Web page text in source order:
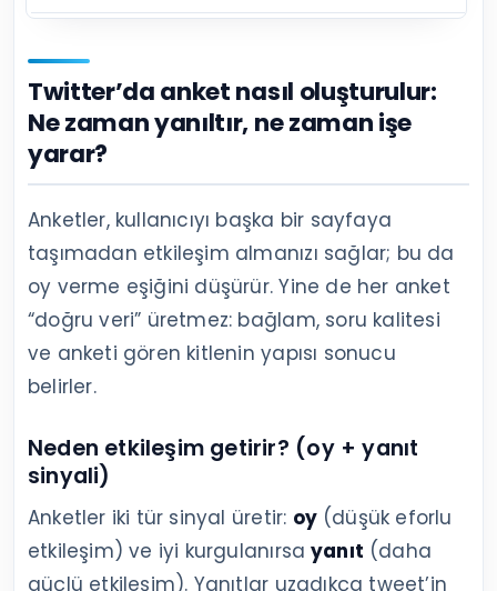
Twitter’da anket nasıl oluşturulur:
Ne zaman yanıltır, ne zaman işe
yarar?
Anketler, kullanıcıyı başka bir sayfaya
taşımadan etkileşim almanızı sağlar; bu da
oy verme eşiğini düşürür. Yine de her anket
“doğru veri” üretmez: bağlam, soru kalitesi
ve anketi gören kitlenin yapısı sonucu
belirler.
Neden etkileşim getirir? (oy + yanıt
sinyali)
Anketler iki tür sinyal üretir: oy(düşük eforlu
etkileşim) ve iyi kurgulanırsayanıt (daha
güçlü etkileşim). Yanıtlar uzadıkça tweet’in